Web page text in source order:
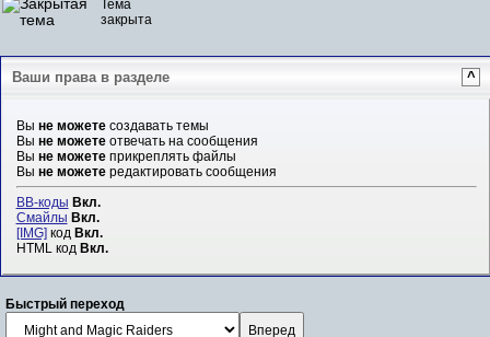
Тема
закрыта
Ваши права в разделе ^
Вы не можетесоздавать темы
Вы не можетеотвечать на сообщения
Вы не можетеприкреплять файлы
Вы не можетередактировать сообщения
BB-коды Вкл.
Смайлы Вкл.
[IMG]код Вкл.
HTML код Вкл.
Быстрый переход